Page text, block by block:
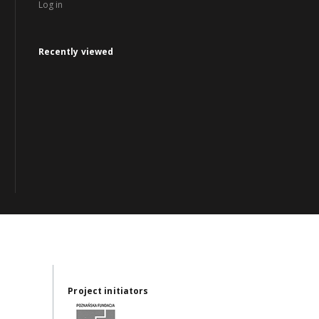
Log in
Recently viewed
Project initiators